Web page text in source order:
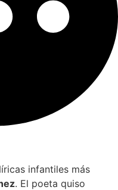
infantiles más
. El poeta quiso